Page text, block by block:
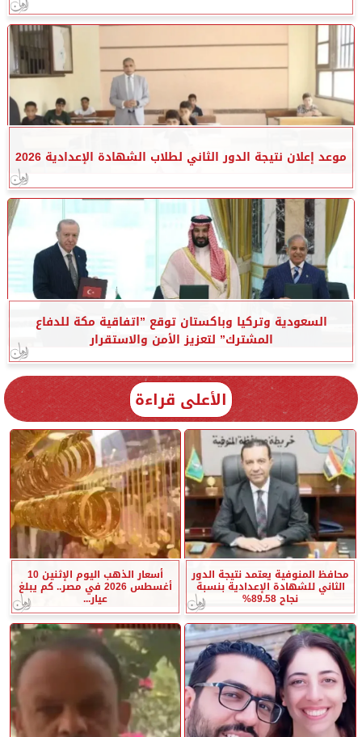
موعد إعلان نتيجة الدور الثاني لطلاب الشهادة الإعدادية 2026
السعودية وتركيا وباكستان توقع ”اتفاقية مكة للدفاع
المشترك” لتعزيز الأمن والاستقرار
الأعلى قراءة
محافظ المنوفية يعتمد نتيجة الدور
الثاني للشهادة الإعدادية بنسبة
نجاح 89.58%
أسعار الذهب اليوم الإثنين 10
أغسطس 2026 في مصر.. كم يبلغ
عيار...